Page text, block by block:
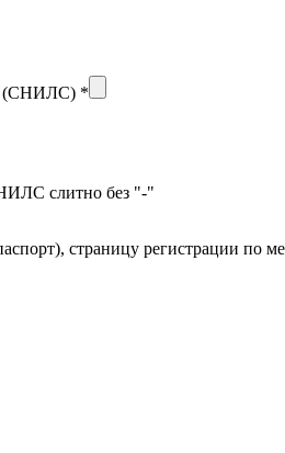
(СНИЛС) *
слитно без "-"
страницу регистрации по